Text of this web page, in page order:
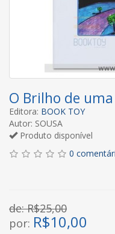
O Brilho de
Editora: BOOK TOY
Autor: SOUSA
Produto disponível
0
de: R$25,00
por: R$10,00